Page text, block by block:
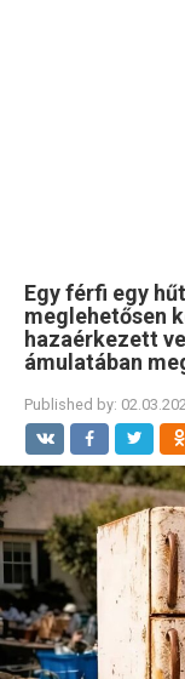
Egy férfi egy
meglehetősen
hazaérkezett
ámulatában
Published by: